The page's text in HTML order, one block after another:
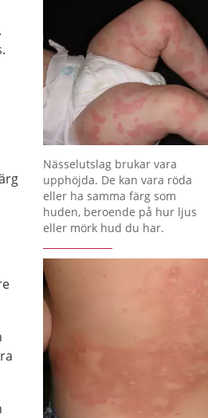
Förstora bilden
Nässelutslag brukar vara
upphöjda. De kan vara röda
eller ha samma färg som
huden, beroende på hur ljus
eller mörk hud du har.